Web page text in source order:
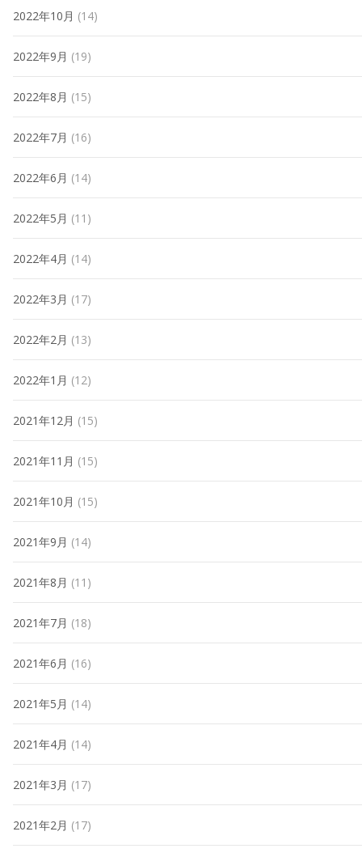
2022年10月 (14)
2022年9月 (19)
2022年8月 (15)
2022年7月 (16)
2022年6月 (14)
2022年5月 (11)
2022年4月 (14)
2022年3月 (17)
2022年2月 (13)
2022年1月 (12)
2021年12月 (15)
2021年11月 (15)
2021年10月 (15)
2021年9月 (14)
2021年8月 (11)
2021年7月 (18)
2021年6月 (16)
2021年5月 (14)
2021年4月 (14)
2021年3月 (17)
2021年2月 (17)